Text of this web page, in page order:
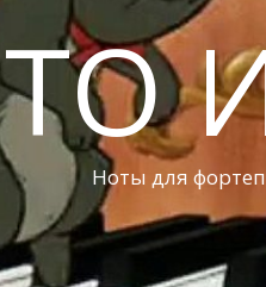
Ноты для